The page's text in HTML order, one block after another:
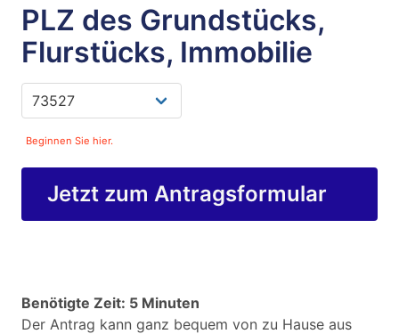
PLZ des Grundstücks,
Flurstücks, Immobilie
Beginnen Sie hier.
Jetzt zum Antragsformular
Benötigte Zeit: 5 Minuten
Der Antrag kann ganz bequem von zu Hause aus